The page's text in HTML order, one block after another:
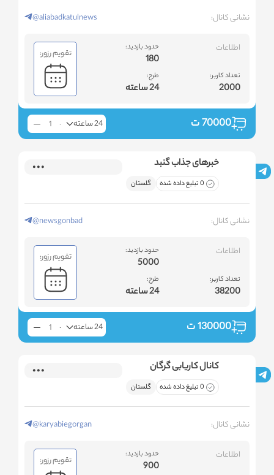
نشانی کانال: @aliabadkatulnews
اطلاعات
تعداد کاربر:
2000
حدود بازدید:
180
طرح:
24 ساعته
تقویم رزور:
70000ت 24 ساعته
خبرهای جذاب گنبد
0 تبلیغ داده شده گلستان
نشانی کانال: @newsgonbad
اطلاعات
تعداد کاربر:
38200
حدود بازدید:
5000
طرح:
24 ساعته
تقویم رزور:
130000ت 24 ساعته
کانال کاریابی گرگان
0 تبلیغ داده شده گلستان
نشانی کانال: @karyabiegorgan
اطلاعات حدود بازدید:
900 تقویم رزور: